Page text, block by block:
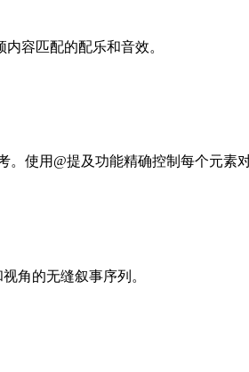
内容匹配的配乐和音效。
使用@提及功能精确控制每个元素
角的无缝叙事序列。